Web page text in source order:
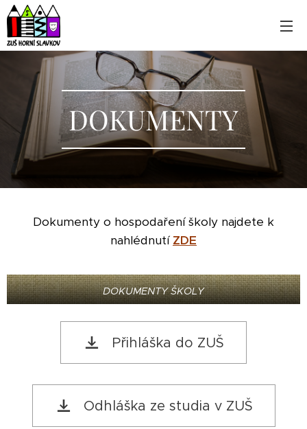
DOKUMENTY
Dokumenty o hospodaření školy najdete k
nahlédnutí ZDE
DOKUMENTY ŠKOLY
Přihláška do ZUŠ
Odhláška ze studia v ZUŠ